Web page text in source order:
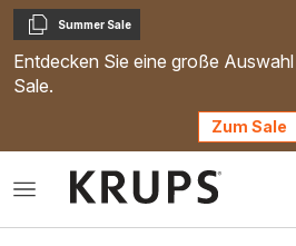
Kopieren
Summer Sale
Entdecken Sie eine große
Sale.
Zum Sale
Das